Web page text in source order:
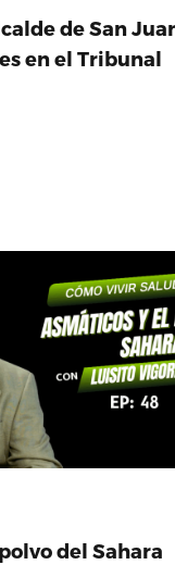
de San
en el Tribunal
del Sahara